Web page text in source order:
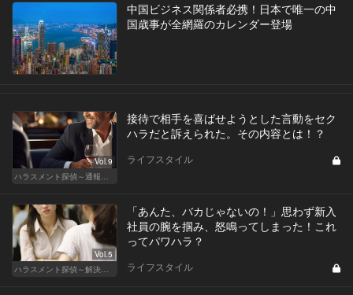
中国ビジネス関係者必携！日本で唯一の中
国歳事が全網羅のカレンダー登場
Vol.9
ハラスメント探偵～通報編～
接待で相手を喜ばせようとした言動をセク
ハラだと訴えられた。その内容とは！？
ライフスタイル
Vol.5
ハラスメント探偵～解決編～
「あんた、バカじゃないの！」思わず新入
社員の腕を掴み、怒鳴ってしまった！これ
ってパワハラ？
ライフスタイル